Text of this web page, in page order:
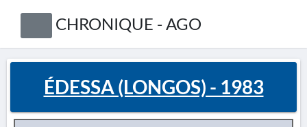
CHRONIQUE - AGO
ÉDESSA (LONGOS) - 1983